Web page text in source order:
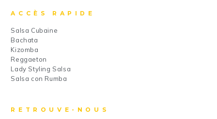
ACCÈS RAPIDE
Salsa Cubaine
Bachata
Kizomba
Reggaeton
Lady Styling Salsa
Salsa con Rumba
RETROUVE-NOUS